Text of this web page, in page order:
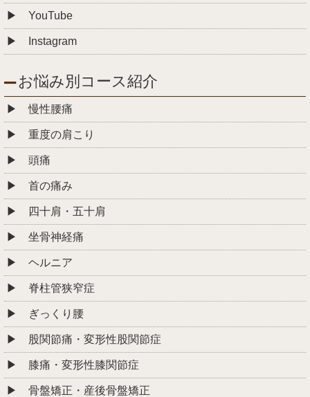
YouTube
Instagram
お悩み別コース紹介
慢性腰痛
重度の肩こり
頭痛
首の痛み
四十肩・五十肩
坐骨神経痛
ヘルニア
脊柱管狭窄症
ぎっくり腰
股関節痛・変形性股関節症
膝痛・変形性膝関節症
骨盤矯正・産後骨盤矯正